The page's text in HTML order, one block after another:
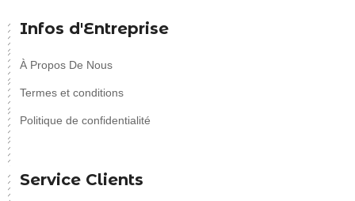
Infos d'Entreprise
À Propos De Nous
Termes et conditions
Politique de confidentialité
Service Clients